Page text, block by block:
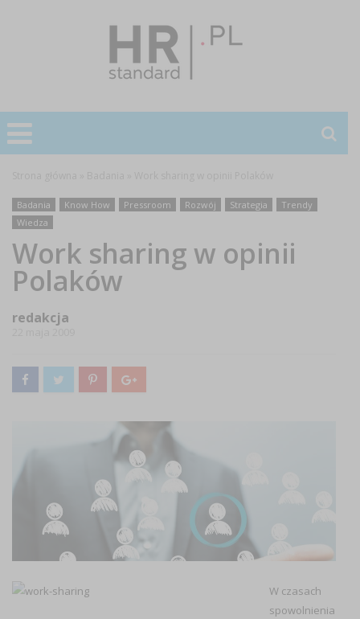
Badania Know How Pressroom Rozwój Strategia
Trendy
Wiedza
Work sharing w opinii
Polaków
redakcja
W czasach
spowolnienia